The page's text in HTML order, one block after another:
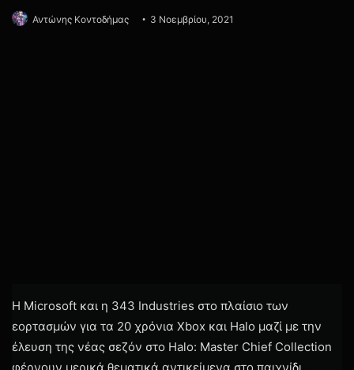
Αντώνης Κοντοδήμας 3 Νοεμβρίου, 2021
H Microsoft και η 343 Industries στο πλαίσιο των
εορτασμών για τα 20 χρόνια Xbox και Halo μαζί με την
έλευση της νέας σεζόν στο Halo: Master Chief Collection